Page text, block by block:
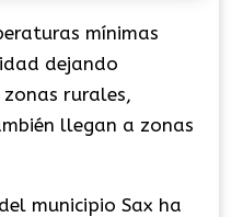
mínimas
dejando
rurales,
llegan a zonas
municipio Sax ha